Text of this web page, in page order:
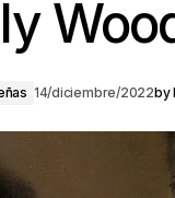
14/diciembre/2022by